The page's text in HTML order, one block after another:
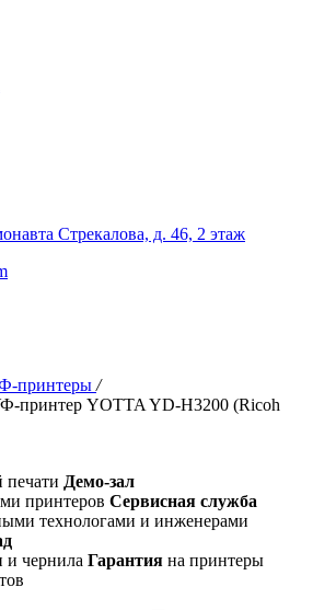
Стрекалова, д. 46, 2 этаж
принтеры /
принтер YOTTA YD-H3200 (Ricoh
Демо-зал
принтеров Сервисная служба
технологами и инженерами
и чернила Гарантия на принтеры